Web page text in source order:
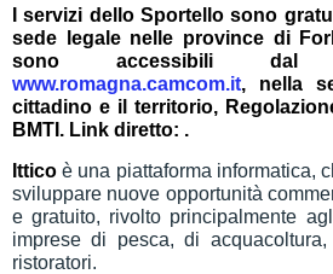
I servizi dello Sportello sono
sede legale nelle province di
sono accessibili dal
www.romagna.camcom.it, nella
cittadino e il territorio,
BMTI. Link diretto: .
ttico è una piattaforma informatica,
sviluppare nuove opportunità
e gratuito, rivolto principalmente
imprese di pesca, di
ristoratori.